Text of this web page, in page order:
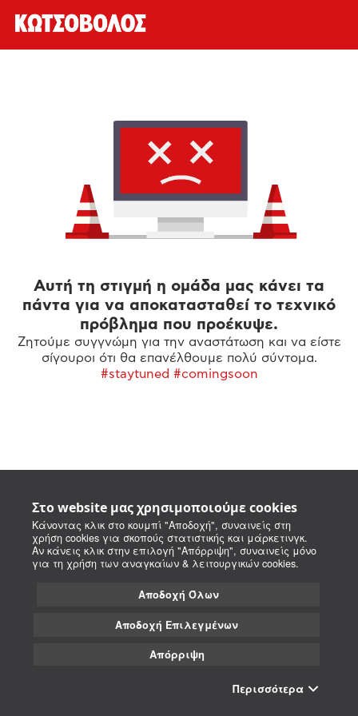
Στο website μας χρησιμοποιούμε cookies
Κάνοντας κλικ στο κουμπί "Αποδοχή", συναινείς στη
χρήση cookies για σκοπούς στατιστικής και μάρκετινγκ.
Αν κάνεις κλικ στην επιλογή "Απόρριψη", συναινείς μόνο
για τη χρήση των αναγκαίων & λειτουργικών cookies.
Αποδοχή Όλων
Αποδοχή Επιλεγμένων
Απόρριψη
Περισσότερα
Αυτή τη στιγμή η ομάδα μας κάνει τα
πάντα για να αποκατασταθεί το τεχνικό
πρόβλημα που προέκυψε.
Ζητούμε συγγνώμη για την αναστάτωση και να είστε
σίγουροι ότι θα επανέλθουμε πολύ σύντομα.
#staytuned #comingsoon